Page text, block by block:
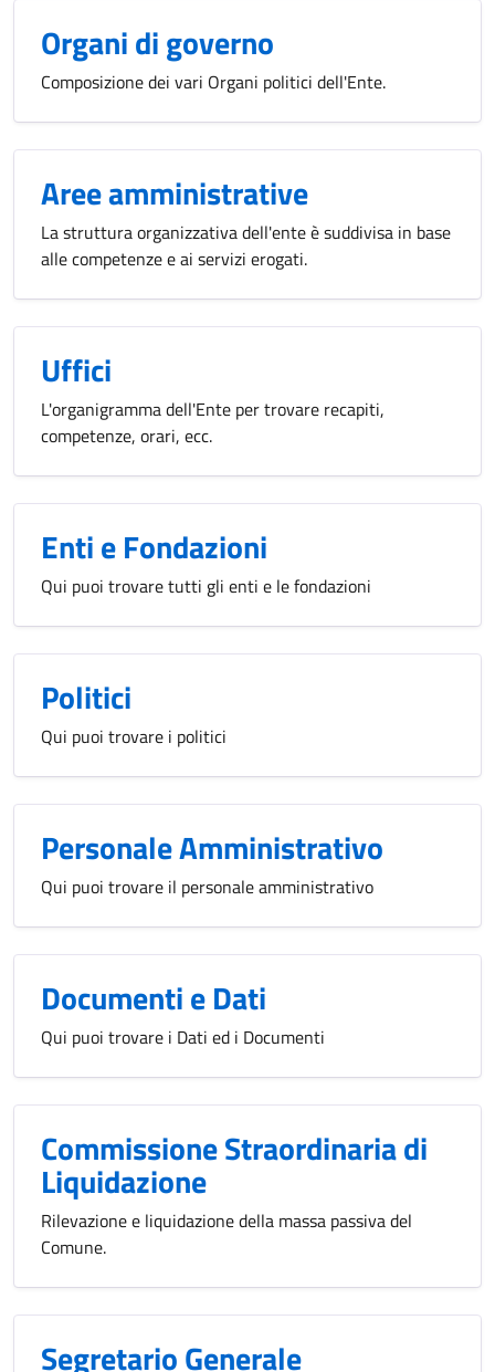
Organi di governo
Composizione dei vari Organi politici dell'Ente.
Aree amministrative
La struttura organizzativa dell'ente è suddivisa in base
alle competenze e ai servizi erogati.
Uffici
L'organigramma dell'Ente per trovare recapiti,
competenze, orari, ecc.
Enti e Fondazioni
Qui puoi trovare tutti gli enti e le fondazioni
Politici
Qui puoi trovare i politici
Personale Amministrativo
Qui puoi trovare il personale amministrativo
Documenti e Dati
Qui puoi trovare i Dati ed i Documenti
Commissione Straordinaria di
Liquidazione
Rilevazione e liquidazione della massa passiva del
Comune.
Segretario Generale